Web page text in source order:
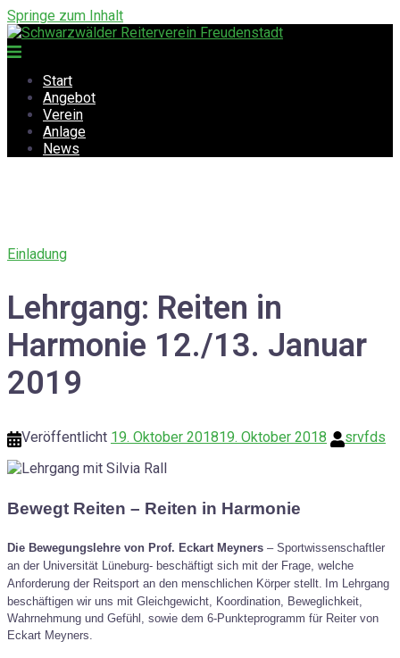
Springe zum Inhalt
Start
Angebot
Verein
Anlage
News
Einladung
Lehrgang: Reiten in
Harmonie 12./13. Januar
2019
Veröffentlicht 19. Oktober 201819. Oktober 2018 srvfds
Bewegt Reiten – Reiten in Harmonie
Die Bewegungslehre von Prof. Eckart Meyners – Sportwissenschaftler
an der Universität Lüneburg- beschäftigt sich mit der Frage, welche
Anforderung der Reitsport an den menschlichen Körper stellt.
Im Lehrgang
beschäftigen wir uns mit Gleichgewicht, Koordination, Beweglichkeit,
Wahrnehmung und Gefühl, sowie dem 6-Punkteprogramm für Reiter von
Eckart Meyners.